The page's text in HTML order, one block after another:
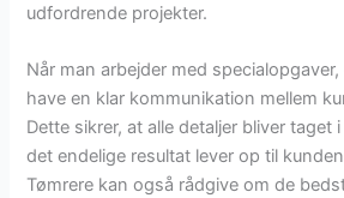
udfordrende projekter.
Når man arbejder med
have en klar kommunikation mellem
Dette sikrer, at alle detaljer bliver taget
det endelige resultat lever op til
Tømrere kan også rådgive om de